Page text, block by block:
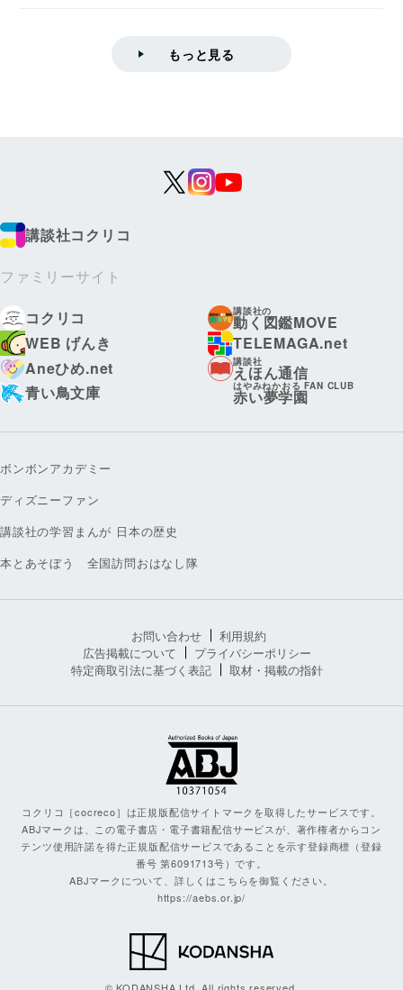
もっと見る
講談社コクリコ
ファミリーサイト
コクリコ
講談社の
動く図鑑MOVE
WEB げんき
TELEMAGA.net
Aneひめ.net
講談社
えほん通信
青い鳥文庫
はやみねかおる FAN CLUB
赤い夢学園
ボンボンアカデミー
ディズニーファン
講談社の学習まんが 日本の歴史
本とあそぼう 全国訪問おはなし隊
お問い合わせ
利用規約
広告掲載について
プライバシーポリシー
特定商取引法に基づく表記
取材・掲載の指針
コクリコ［cocreco］は正規版配信サイトマークを取得したサービスです。
ABJマークは、この電子書店・電子書籍配信サービスが、著作権者からコン
テンツ使用許諾を得た正規版配信サービスであることを示す登録商標（登録
番号 第6091713号）です。
ABJマークについて、詳しくはこちらを御覧ください。
https://aebs.or.jp/